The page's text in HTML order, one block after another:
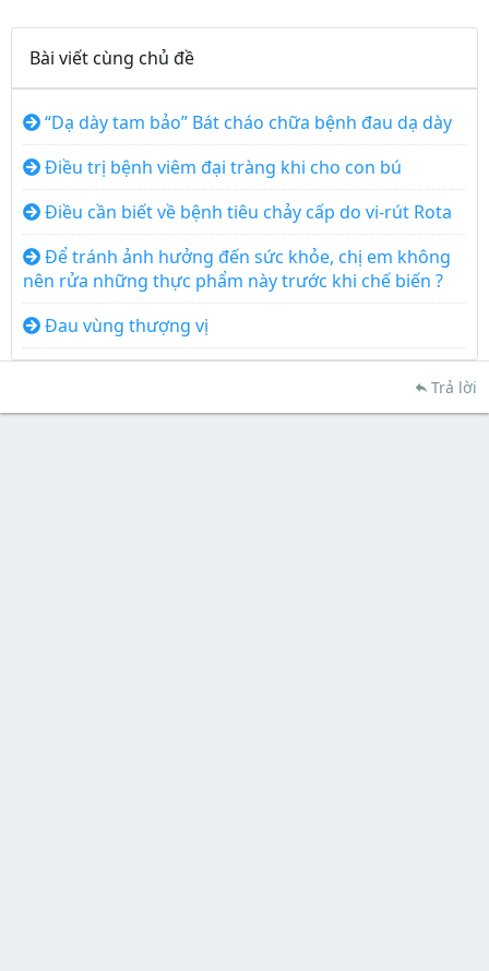
Bài viết cùng chủ đề
“Dạ dày tam bảo” Bát cháo chữa bệnh đau dạ dày
Điều trị bệnh viêm đại tràng khi cho con bú
Điều cần biết về bệnh tiêu chảy cấp do vi-rút Rota
Để tránh ảnh hưởng đến sức khỏe, chị em không
nên rửa những thực phẩm này trước khi chế biến ?
Đau vùng thượng vị
Trả lời